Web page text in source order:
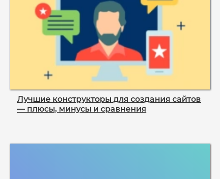
Лучшие конструкторы для создания сайтов
— плюсы, минусы и сравнения